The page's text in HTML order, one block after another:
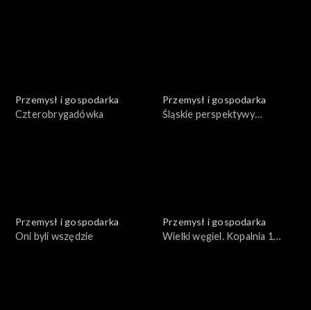
Przemysł i gospodarka
Czterobrygadówka
Przemysł i gospodarka
Śląskie perspektywy
Przemysł i gospodarka
Oni byli wszędzie
Przemysł i gospodarka
Wielki węgiel. Kopalnia 1